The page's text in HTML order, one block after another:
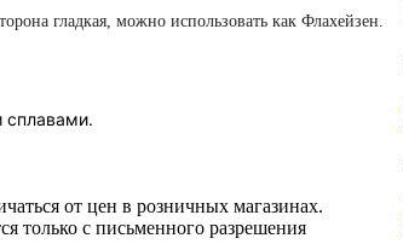
гладкая, можно использовать как Флахейзен.
сплавами.
от цен в розничных магазинах.
только с письменного разрешения